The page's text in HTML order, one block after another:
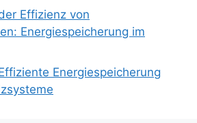
Effizienz von
Energiespeicherung im
Energiespeicherung